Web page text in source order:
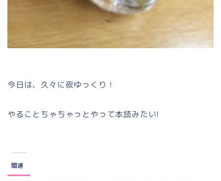
今日は、久々に夜ゆっくり！
やることちゃちゃっとやって本読みたい!
関連